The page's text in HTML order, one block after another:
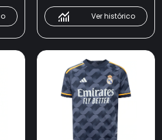
Ver histórico